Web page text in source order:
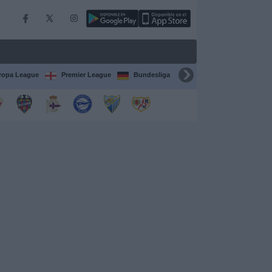
League Premier League Bundesliga Supercopa de España